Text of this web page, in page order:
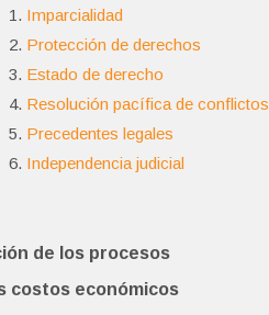
Imparcialidad
Protección de derechos
Estado de derecho
Resolución pacífica de conflictos
Precedentes legales
Independencia judicial
de los procesos
costos económicos